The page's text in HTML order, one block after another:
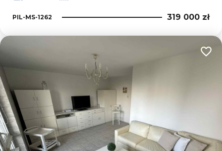
PIL-MS-1262 319 000 zł